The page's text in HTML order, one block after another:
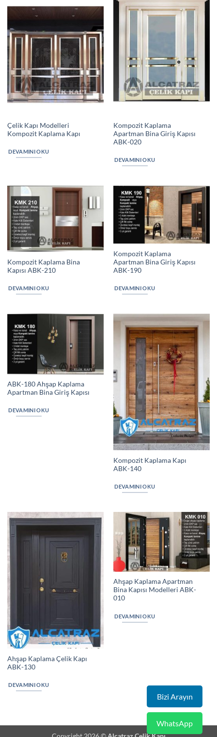
Çelik Kapı Modelleri
Kompozit Kaplama Kapı
DEVAMINI OKU
Kompozit Kaplama
Apartman Bina Giriş Kapısı
ABK-020
DEVAMINI OKU
Kompozit Kaplama Bina
Kapısı ABK-210
DEVAMINI OKU
Kompozit Kaplama
Apartman Bina Giriş Kapısı
ABK-190
DEVAMINI OKU
ABK-180 Ahşap Kaplama
Apartman Bina Giriş Kapısı
DEVAMINI OKU
Kompozit Kaplama Kapı
ABK-140
DEVAMINI OKU
Ahşap Kaplama Çelik Kapı
ABK-130
DEVAMINI OKU
Ahşap Kaplama Apartman
Bina Kapısı Modelleri ABK-
010
DEVAMINI OKU
Bizi Arayın
WhatsApp